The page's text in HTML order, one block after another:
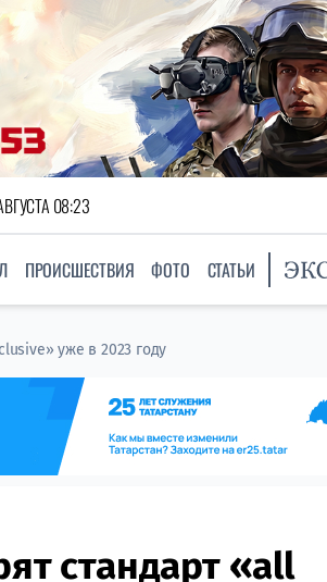
08:23
ПРОИСШЕСТВИЯ ФОТО СТАТЬИ
уже в 2023 году
стандарт «all